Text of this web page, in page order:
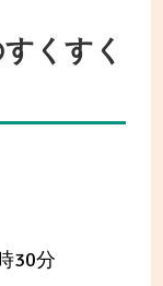
くすく
30分